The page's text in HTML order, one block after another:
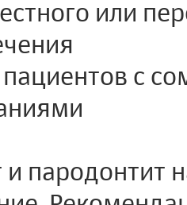
или
с
и пародонтит